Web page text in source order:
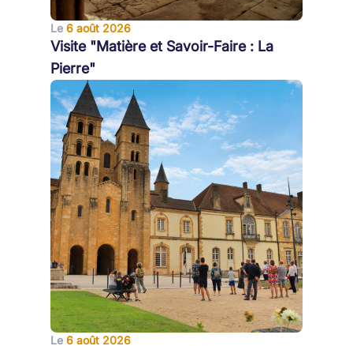
Le 6 août 2026
Visite "Matière et Savoir-Faire : La
Pierre"
Le 6 août 2026